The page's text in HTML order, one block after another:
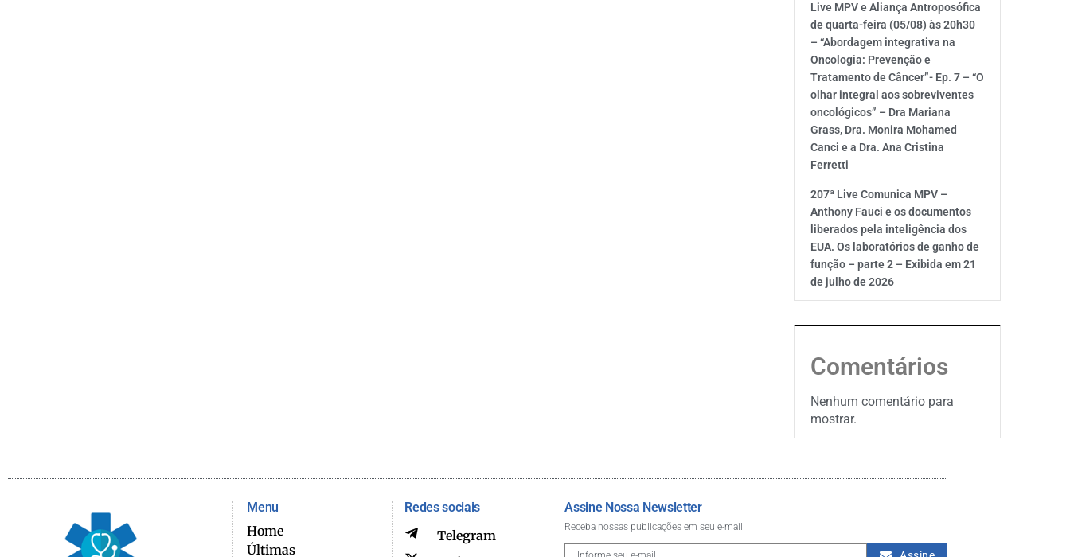
Live MPV e Aliança Antroposófica
de quarta-feira (05/08) às 20h30
– “Abordagem integrativa na
Oncologia: Prevenção e
Tratamento de Câncer”- Ep. 7 – “O
olhar integral aos sobreviventes
oncológicos” – Dra Mariana
Grass, Dra. Monira Mohamed
Canci e a Dra. Ana Cristina
Ferretti
207ª Live Comunica MPV –
Anthony Fauci e os documentos
liberados pela inteligência dos
EUA. Os laboratórios de ganho de
função – parte 2 – Exibida em 21
de julho de 2026
Comentários
Nenhum comentário para
mostrar.
Menu
Home
Últimas
Redes sociais
Telegram
Assine Nossa Newsletter
Receba nossas publicações em seu e-mail